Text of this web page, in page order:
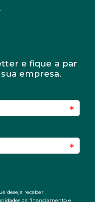
e fique a par
empresa.